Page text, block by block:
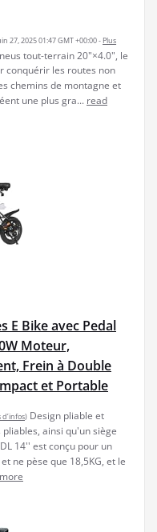
27, 2025 01:47 GMT +00:00 - Plus
tout-terrain 20"×4.0", le
conquérir les routes non
chemins de montagne et
une plus gra... read
E Bike avec Pedal
Moteur,
Frein à Double
et Portable
d’infos) Design pliable et
ainsi qu'un siège
14'' est conçu pour un
ne pèse que 18,5KG, et le